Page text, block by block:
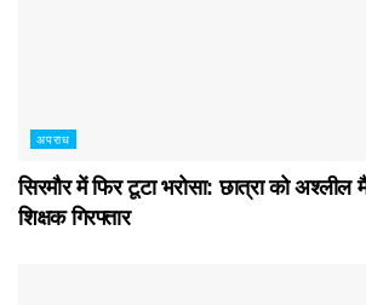
अपराध
सिरमौर में फिर टूटा भरोसा: छात्रा को
शिक्षक गिरफ्तार